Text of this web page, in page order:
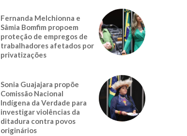
Fernanda Melchionna e
Sâmia Bomfim propoem
proteção de empregos de
trabalhadores afetados por
privatizações
Sonia Guajajara propõe
Comissão Nacional
Indígena da Verdade para
investigar violências da
ditadura contra povos
originários